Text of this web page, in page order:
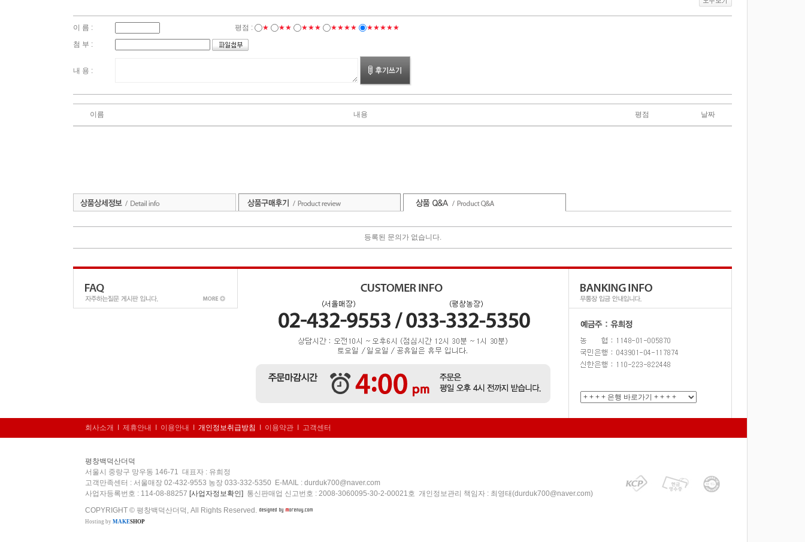
이 름 : 평점 : ★ ★★ ★★★ ★★★★
★★★★★
첨 부 :
내 용 :
이름 내용 평점 날짜
등록된 문의가 없습니다.
회사소개 I 제휴안내 I 이용안내 I 개인정보취급방침 I 이용약관 I 고객센터
평창백덕산더덕
서울시 중랑구 망우동 146-71 대표자 : 유희정
고객만족센터 : 서울매장 02-432-9553 농장 033-332-5350 E-MAIL : durduk700@naver.com
사업자등록번호 : 114-08-88257 [사업자정보확인] 통신판매업 신고번호 : 2008-3060095-30-2-00021호 개인정보관리 책임자 : 최영태(durduk700@naver.com)
COPYRIGHT © 평창백덕산더덕, All Rights Reserved.
Hosting by MAKESHOP